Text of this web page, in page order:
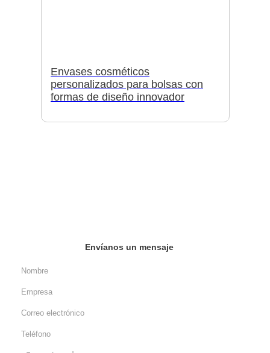
Envases cosméticos
personalizados para bolsas con
formas de diseño innovador
Envíanos un mensaje